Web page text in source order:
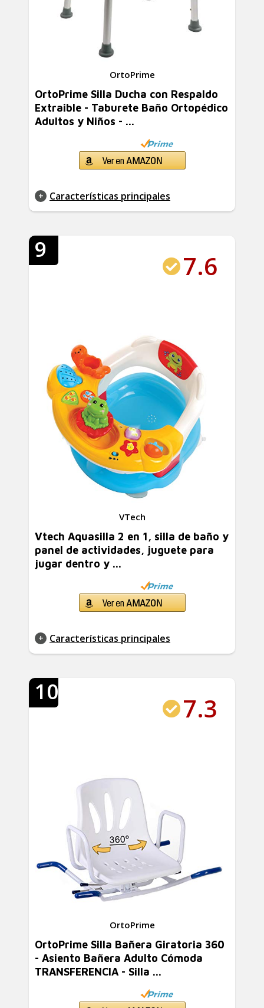
OrtoPrime
OrtoPrime Silla Ducha con Respaldo
Extraible - Taburete Baño Ortopédico
Adultos y Niños - ...
Características principales
9
7.6
VTech
Vtech Aquasilla 2 en 1, silla de baño y
panel de actividades, juguete para
jugar dentro y ...
Características principales
10
7.3
OrtoPrime
OrtoPrime Silla Bañera Giratoria 360
- Asiento Bañera Adulto Cómoda
TRANSFERENCIA - Silla ...